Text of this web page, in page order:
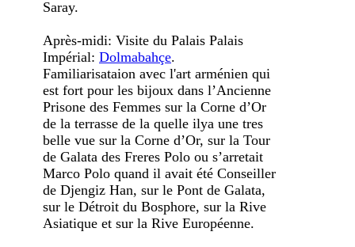
Saray.
Après-midi: Visite du Palais Palais
Impérial: Dolmabahçe.
Familiarisataion avec l'art arménien qui
est fort pour les bijoux dans l’Ancienne
Prisone des Femmes sur la Corne d’Or
de la terrasse de la quelle ilya une tres
belle vue sur la Corne d’Or, sur la Tour
de Galata des Freres Polo ou s’arretait
Marco Polo quand il avait été Conseiller
de Djengiz Han, sur le Pont de Galata,
sur le Détroit du Bosphore, sur la Rive
Asiatique et sur la Rive Européenne.